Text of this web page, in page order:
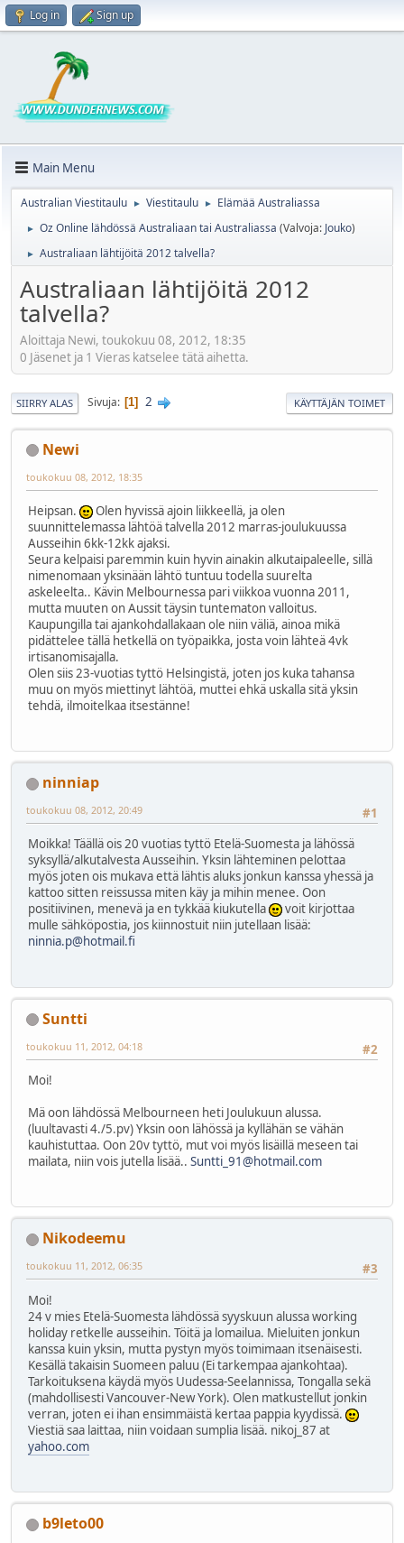
Log in Sign up
Main Menu
Australian Viestitaulu ► Viestitaulu ► Elämää Australiassa
► Oz Online lähdössä Australiaan tai Australiassa (Valvoja: Jouko)
► Australiaan lähtijöitä 2012 talvella?
Australiaan lähtijöitä 2012
talvella?
Aloittaja Newi, toukokuu 08, 2012, 18:35
0 Jäsenet ja 1 Vieras katselee tätä aihetta.
SIIRRY ALAS Sivuja 1 2 KÄYTTÄJÄN TOIMET
Newi
toukokuu 08, 2012, 18:35
Heipsan.
Olen hyvissä ajoin liikkeellä, ja olen
suunnittelemassa lähtöä talvella 2012 marras-joulukuussa
Ausseihin 6kk-12kk ajaksi.
Seura kelpaisi paremmin kuin hyvin ainakin alkutaipaleelle, sillä
nimenomaan yksinään lähtö tuntuu todella suurelta
askeleelta.. Kävin Melbournessa pari viikkoa vuonna 2011,
mutta muuten on Aussit täysin tuntematon valloitus.
Kaupungilla tai ajankohdallakaan ole niin väliä, ainoa mikä
pidättelee tällä hetkellä on työpaikka, josta voin lähteä 4vk
irtisanomisajalla.
Olen siis 23-vuotias tyttö Helsingistä, joten jos kuka tahansa
muu on myös miettinyt lähtöä, muttei ehkä uskalla sitä yksin
tehdä, ilmoitelkaa itsestänne!
ninniap
#1
toukokuu 08, 2012, 20:49
Moikka! Täällä ois 20 vuotias tyttö Etelä-Suomesta ja lähössä
syksyllä/alkutalvesta Ausseihin. Yksin lähteminen pelottaa
myös joten ois mukava että lähtis aluks jonkun kanssa yhessä ja
kattoo sitten reissussa miten käy ja mihin menee. Oon
positiivinen, menevä ja en tykkää kiukutella
voit kirjottaa
mulle sähköpostia, jos kiinnostuit niin jutellaan lisää:
ninnia.p@hotmail.fi
Suntti
#2
toukokuu 11, 2012, 04:18
Moi!
Mä oon lähdössä Melbourneen heti Joulukuun alussa.
(luultavasti 4./5.pv) Yksin oon lähössä ja kyllähän se vähän
kauhistuttaa. Oon 20v tyttö, mut voi myös lisäillä meseen tai
mailata, niin vois jutella lisää.. Suntti_91@hotmail.com
Nikodeemu
#3
toukokuu 11, 2012, 06:35
Moi!
24 v mies Etelä-Suomesta lähdössä syyskuun alussa working
holiday retkelle ausseihin. Töitä ja lomailua. Mieluiten jonkun
kanssa kuin yksin, mutta pystyn myös toimimaan itsenäisesti.
Kesällä takaisin Suomeen paluu (Ei tarkempaa ajankohtaa).
Tarkoituksena käydä myös Uudessa-Seelannissa, Tongalla sekä
(mahdollisesti Vancouver-New York). Olen matkustellut jonkin
verran, joten ei ihan ensimmäistä kertaa pappia kyydissä.
Viestiä saa laittaa, niin voidaan sumplia lisää. nikoj_87 at
yahoo.com
b9leto00